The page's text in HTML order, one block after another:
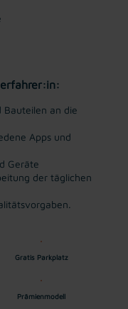
Bauteilen an die
Apps und
Geräte
der täglichen
Gratis Parkplatz
Prämienmodell